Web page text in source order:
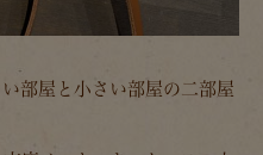
部屋と小さい部屋の二部屋